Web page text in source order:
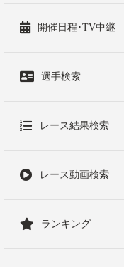
開催日程･TV中継
選手検索
レース結果検索
レース動画検索
ランキング